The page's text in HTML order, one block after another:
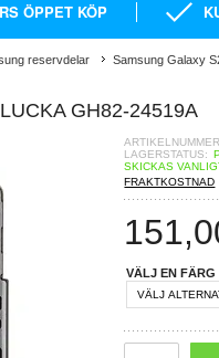
ÖPPET KÖP
reservdelar Samsung Galaxy
GH82-24519A
LAGERSTATUS:
SKICKAS
FRAKTKOSTNAD
VÄLJ EN FÄRG